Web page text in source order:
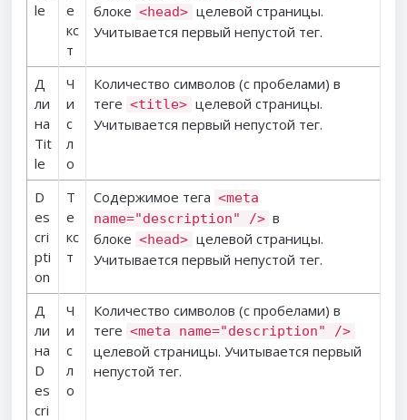
le
е
кс
т
блоке <head> целевой страницы.
Учитывается первый непустой тег.
Д
ли
на
Tit
le
Ч
и
с
л
о
Количество символов (с пробелами) в
теге <title> целевой страницы.
Учитывается первый непустой тег.
D
es
cri
pti
on
Т
е
кс
т
Содержимое тега <meta
name="description" /> в
блоке <head> целевой страницы.
Учитывается первый непустой тег.
Д
ли
на
D
es
cri
Ч
и
с
л
о
Количество символов (с пробелами) в
теге <meta name="description" />
целевой страницы. Учитывается первый
непустой тег.